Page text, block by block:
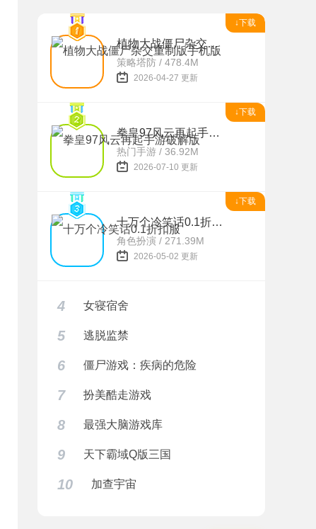
↓下载
植物大战僵尸杂交重制版手机版
策略塔防 / 478.4M
2026-04-27 更新
↓下载
拳皇97风云再起手游破解版
热门手游 / 36.92M
2026-07-10 更新
↓下载
十万个冷笑话0.1折扣服
角色扮演 / 271.39M
2026-05-02 更新
4 女寝宿舍
5 逃脱监禁
6 僵尸游戏：疾病的危险
7 扮美酷走游戏
8 最强大脑游戏库
9 天下霸域Q版三国
10 加查宇宙